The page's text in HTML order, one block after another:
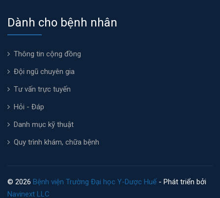
Dành cho bệnh nhân
Thông tin cộng đồng
Đội ngũ chuyên gia
Tư vấn trực tuyến
Hỏi - Đáp
Danh mục kỹ thuật
Quy trình khám, chữa bệnh
© 2026 Bệnh viện Trường Đại học Y-Dược Huế - Phát triển bởi
Navinext LLC